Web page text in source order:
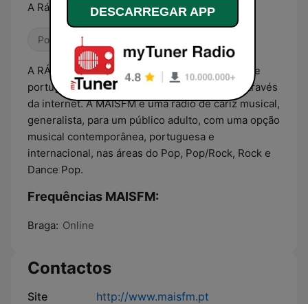
A Rádio Com Vida!
Pop / Top 40
A RÁDIO MAISFM é uma estação de rádio online
portuguesa que emite para o Mundo inteiro através
da internet. A MAISFM é uma rádio de cariz musical,
generalista, para um público adulto, com uma opção
musical contemporânea, portuguesa e
internacional, nas áreas do Pop, Pop/Rock, Rock e
Dance Pop.
Frequências MAISFM:
Braga: Online
Contactos
Site
http://www.maisfm.pt
DESCARREGAR APP